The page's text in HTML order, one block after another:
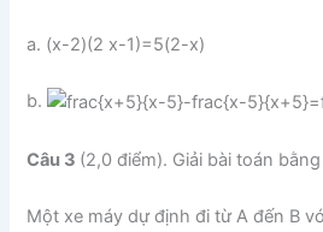
a. (x-2)(2 x-1)=5(2-x)
b.
Câu 3 (2,0 điểm). Giải bài toán
Một xe máy dự định đi từ A đến B